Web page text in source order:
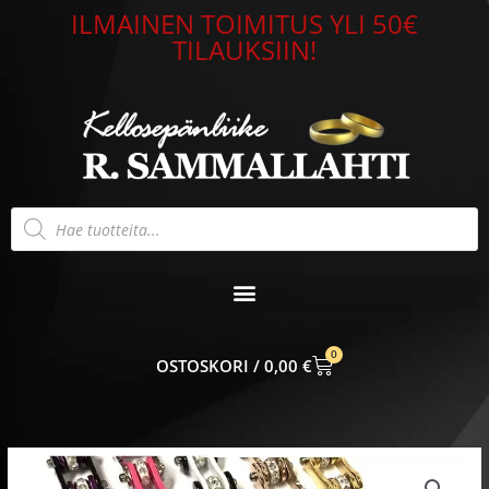
ILMAINEN TOIMITUS YLI 50€
TILAUKSIIN!
Products
search
0,00 €
0
CART
Teräsrannekoru